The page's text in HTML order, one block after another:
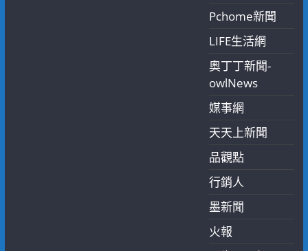
Pchome新聞
LIFE生活網
奧丁丁新聞-
owlNews
媒事網
天天上新聞
品觀點
行銷人
墨新聞
火報